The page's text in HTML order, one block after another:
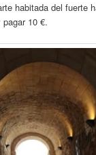
habitada del fuerte
10 €.